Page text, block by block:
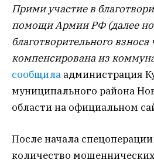
Прими участие в
помощи Армии РФ (далее
благотворительного взноса
компенсирована из
сообщила администрация
муниципального района
области на официальном
После начала
количество